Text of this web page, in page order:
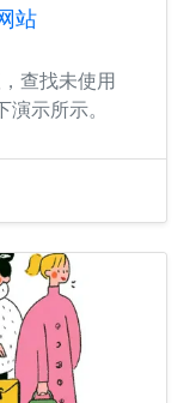
站
查找未使用
示所示。